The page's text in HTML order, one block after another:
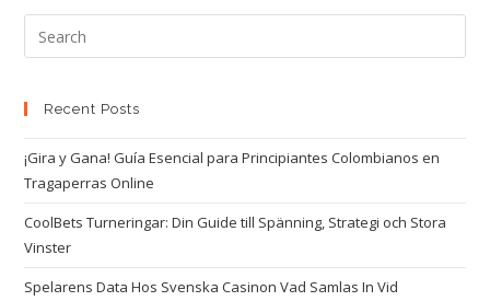
Recent Posts
¡Gira y Gana! Guía Esencial para Principiantes Colombianos en
Tragaperras Online
CoolBets Turneringar: Din Guide till Spänning, Strategi och Stora
Vinster
Spelarens Data Hos Svenska Casinon Vad Samlas In Vid